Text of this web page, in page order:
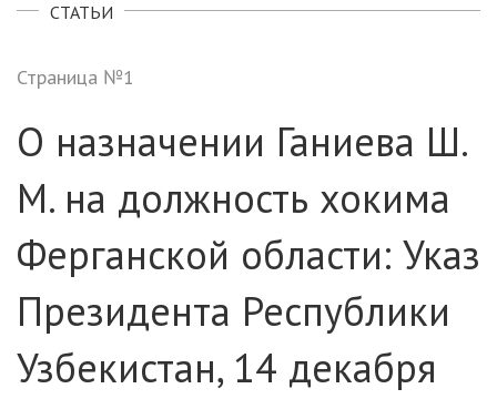
СТАТЬИ
Страница №1
О назначении Ганиева Ш.
М. на должность хокима
Ферганской области: Указ
Президента Республики
Узбекистан, 14 декабря